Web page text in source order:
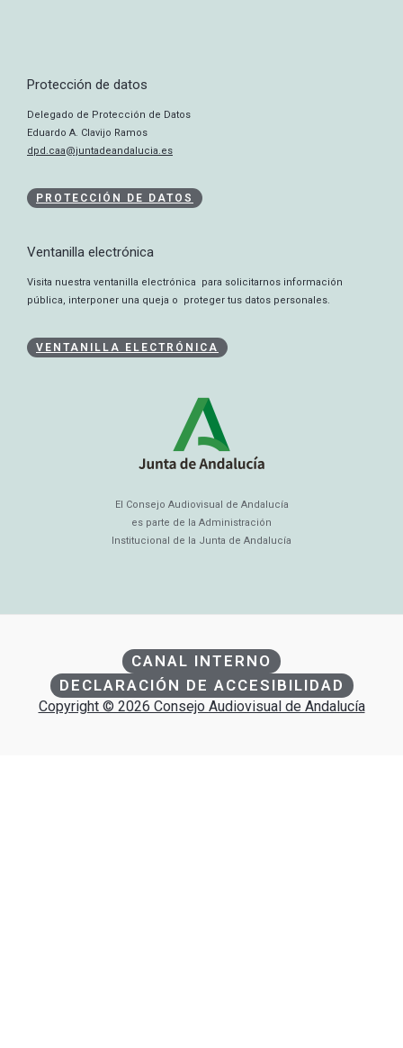
Protección de datos
Delegado de Protección de Datos
Eduardo A. Clavijo Ramos
dpd.caa@juntadeandalucia.es
PROTECCIÓN DE DATOS
Ventanilla electrónica
Visita nuestra ventanilla electrónica para solicitarnos información
pública, interponer una queja o proteger tus datos personales.
VENTANILLA ELECTRÓNICA
El Consejo Audiovisual de Andalucía
es parte de la Administración
Institucional de la Junta de Andalucía
CANAL INTERNO
DECLARACIÓN DE ACCESIBILIDAD
Copyright © 2026 Consejo Audiovisual de Andalucía